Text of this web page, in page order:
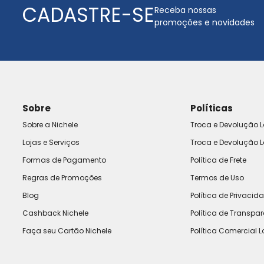
CADASTRE-SEReceba nossas
promoções e novidades
Sobre
Sobre a Nichele
Lojas e Serviços
Formas de Pagamento
Regras de Promoções
Blog
Cashback Nichele
Faça seu Cartão Nichele
Políticas
Troca e Devolução
Troca e Devolução
Política de Frete
Termos de Uso
Política de
Política de
Política Comercial